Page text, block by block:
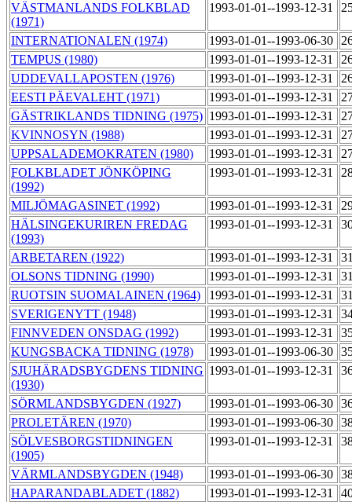
VÄSTMANLANDS FOLKBLAD
(1971)
1993-01-01--1993-12-31
INTERNATIONALEN (1974) 1993-01-01--1993-06-30
TEMPUS (1980)
1993-01-01--1993-12-31
UDDEVALLAPOSTEN (1976)
1993-01-01--1993-12-31
EESTI PÄEVALEHT (1971)
1993-01-01--1993-12-31
GÄSTRIKLANDS TIDNING (1975) 1993-01-01--1993-12-31
KVINNOSYN (1988)
1993-01-01--1993-12-31
UPPSALADEMOKRATEN (1980)
1993-01-01--1993-12-31
FOLKBLADET JÖNKÖPING
(1992)
1993-01-01--1993-12-31
MILJÖMAGASINET (1992) 1993-01-01--1993-12-31
HÄLSINGEKURIREN FREDAG
(1993)
1993-01-01--1993-12-31
ARBETAREN (1922) 1993-01-01--1993-12-31
OLSONS TIDNING (1990)
1993-01-01--1993-12-31
RUOTSIN SUOMALAINEN (1964)
1993-01-01--1993-12-31
SVERIGENYTT (1948)
1993-01-01--1993-12-31
FINNVEDEN ONSDAG (1992)
1993-01-01--1993-12-31
KUNGSBACKA TIDNING (1978)
1993-01-01--1993-06-30
SJUHÄRADSBYGDENS TIDNING
(1930)
1993-01-01--1993-12-31
SÖRMLANDSBYGDEN (1927) 1993-01-01--1993-06-30
PROLETÄREN (1970)
1993-01-01--1993-06-30
SÖLVESBORGSTIDNINGEN
(1905)
1993-01-01--1993-12-31
VÄRMLANDSBYGDEN (1948) 1993-01-01--1993-06-30
HAPARANDABLADET (1882)
1993-01-01--1993-12-31